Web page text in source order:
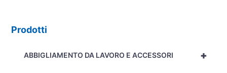
Prodotti
+
ABBIGLIAMENTO DA LAVORO E ACCESSORI